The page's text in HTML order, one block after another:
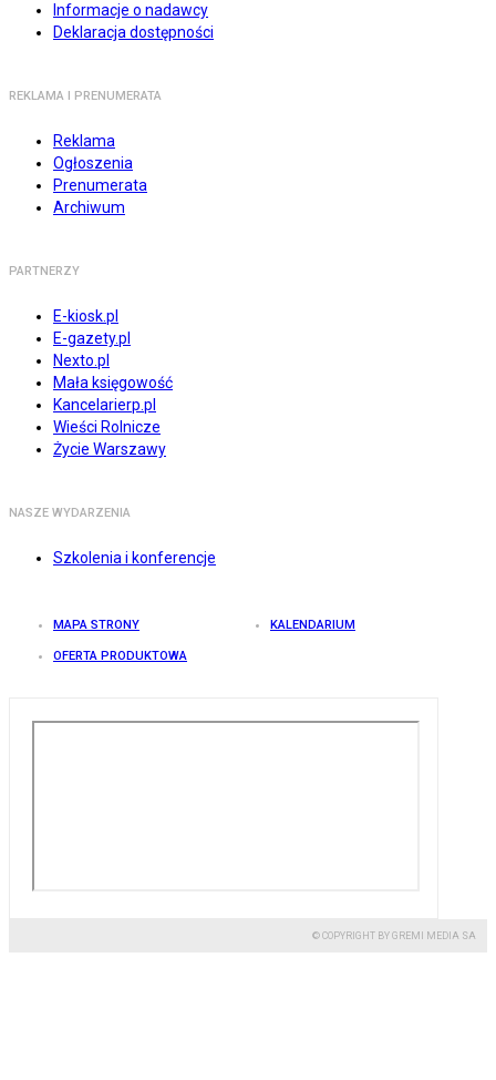
Informacje o nadawcy
Deklaracja dostępności
REKLAMA I PRENUMERATA
Reklama
Ogłoszenia
Prenumerata
Archiwum
PARTNERZY
E-kiosk.pl
E-gazety.pl
Nexto.pl
Mała księgowość
Kancelarierp.pl
Wieści Rolnicze
Życie Warszawy
NASZE WYDARZENIA
Szkolenia i konferencje
MAPA STRONY KALENDARIUM
OFERTA PRODUKTOWA
© COPYRIGHT BY GREMI MEDIA SA